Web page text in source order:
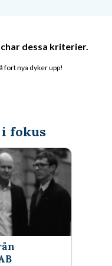
en forskarutbildning.
dessa kriterier.
fort nya dyker upp!
fokus